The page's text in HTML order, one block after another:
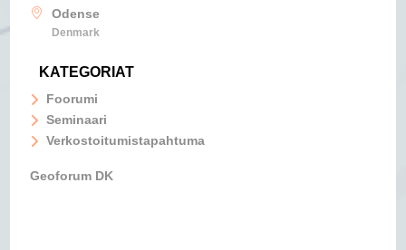
Odense
Denmark
KATEGORIAT
Foorumi
Seminaari
Verkostoitumistapahtuma
Geoforum DK